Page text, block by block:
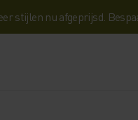
stijlen nu afgeprijsd.